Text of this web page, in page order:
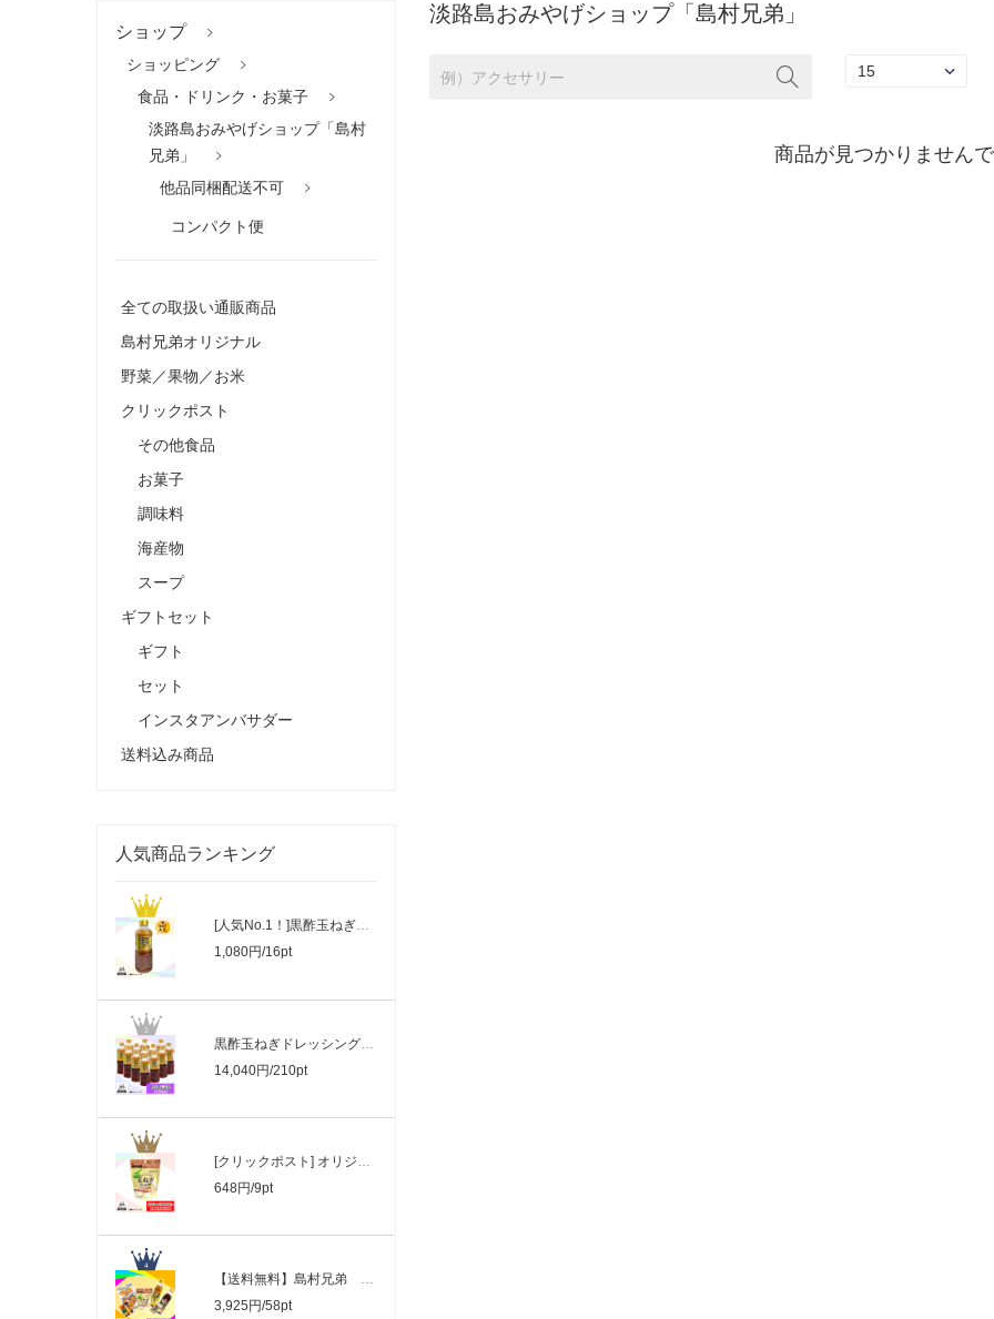
ショップ
ショッピング
食品・ドリンク・お菓子
淡路島おみやげショップ「島村
兄弟」
他品同梱配送不可
コンパクト便
全ての取扱い通販商品
島村兄弟オリジナル
野菜／果物／お米
クリックポスト
その他食品
お菓子
調味料
海産物
スープ
ギフトセット
ギフト
セット
インスタアンバサダー
送料込み商品
人気商品ランキング
[人気No.1！]黒酢玉ねぎドレッシング《50..
1,080円/16pt
黒酢玉ねぎドレッシング(500ml) ×13本《..
14,040円/210pt
648円/9pt
【送料無料】島村兄弟 厳選おためし６点..
3,925円/58pt
淡路島おみやげショップ「島村兄弟」
商品が見つかりません